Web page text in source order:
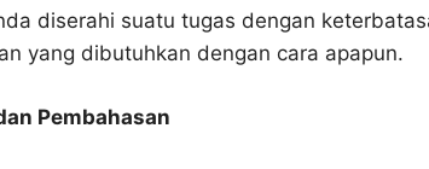
diserahi suatu tugas dengan
yang dibutuhkan dengan cara apapun.
Pembahasan